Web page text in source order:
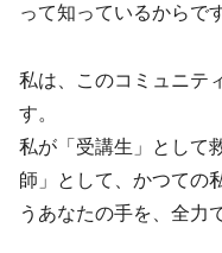
って知っているからで
私は、このコミュニテ
す。
私が「受講生」として
師」として、かつての
うあなたの手を、全力